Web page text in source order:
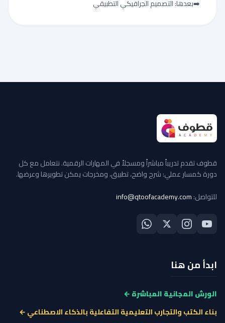
➡️بعدها: التصميم الجرافيكي التطبيقي
قطوف تقدم تدريباً مباشراً ومسجلاً في المهارات الرقمية. نتعامل مع كل
دورة كمسار عملي: شرح واضح، تطبيق، ومخرجات يمكن تطويرها وعرضها.
للتواصل:info@qtoofacademy.com
ابدأ من هنا
الورش المجانية المباشرة ←
بناء الكتب والتجارب التعليمية التفاعلية بالذكاء الاصطناعي ←